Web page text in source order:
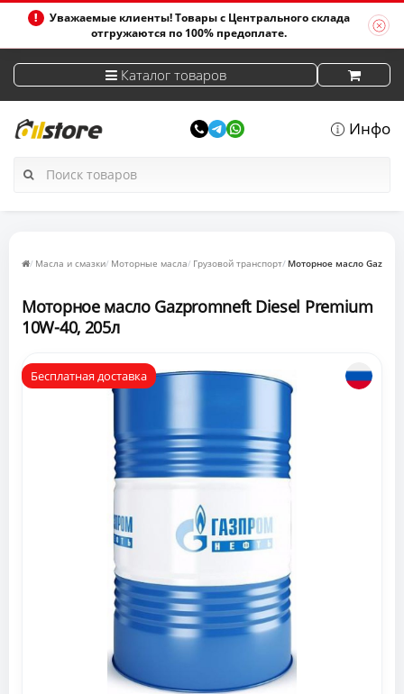
Уважаемые клиенты! Товары с Центрального склада
отгружаются по 100% предоплате.
Каталог товаров
Инфо
Масла и смазки Моторные масла Грузовой транспорт Моторное масло
Моторное масло Gazpromneft Diesel Premium
10W-40, 205л
Бесплатная доставка